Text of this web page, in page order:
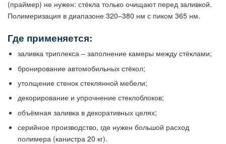
(праймер) не нужен: стёкла только очищают перед заливкой.
Полимеризация в диапазоне 320–380 нм с пиком 365 нм.
Где применяется:
заливка триплекса – заполнение камеры между стёклами;
бронирование автомобильных стёкол;
утолщение стенок стеклянной мебели;
декорирование и упрочнение стеклоблоков;
объёмная заливка в декоративных целях;
серийное производство, где нужен большой расход
полимера (канистра 20 кг).